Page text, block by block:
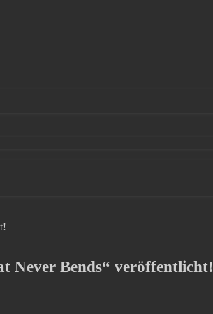
Never Bends“ veröffentlicht!